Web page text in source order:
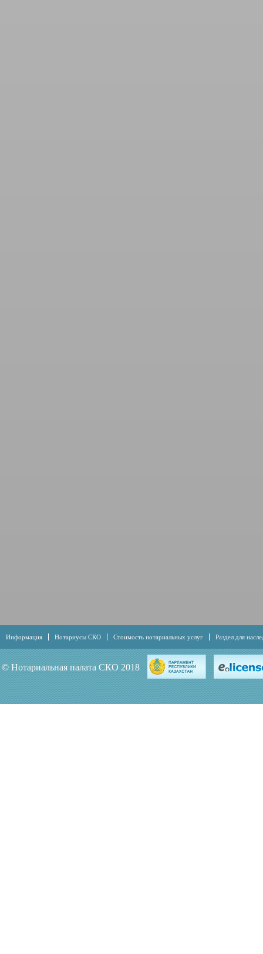
Информация Нотариусы СКО Стоимость нотариальных услуг Раздел для
Совершение исполнительной надписи в нотариальной деятельности Контактная
© Нотариальная палата СКО 2018